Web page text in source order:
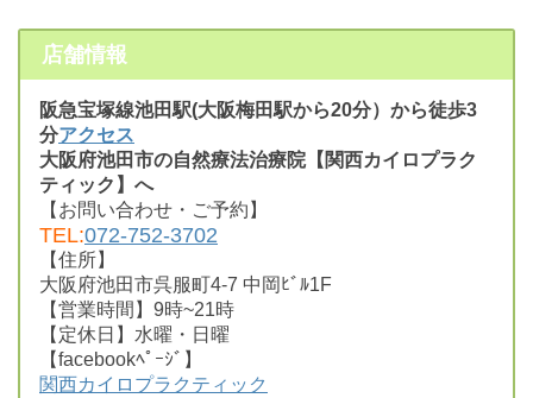
店舗情報
阪急宝塚線池田駅(大阪梅田駅から20分）から徒歩3
分アクセス
大阪府池田市の自然療法治療院【関西カイロプラク
ティック】へ
【お問い合わせ・ご予約】
TEL:072-752-3702
【住所】
大阪府池田市呉服町4-7 中岡ﾋﾞﾙ1F
【営業時間】9時~21時
【定休日】水曜・日曜
【facebookﾍﾟｰｼﾞ】
関西カイロプラクティック